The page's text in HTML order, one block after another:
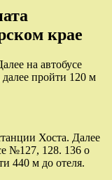
крае
на автобусе
пройти 120 м
Хоста. Далее
№127, 128. 136 о
440 м до отеля.